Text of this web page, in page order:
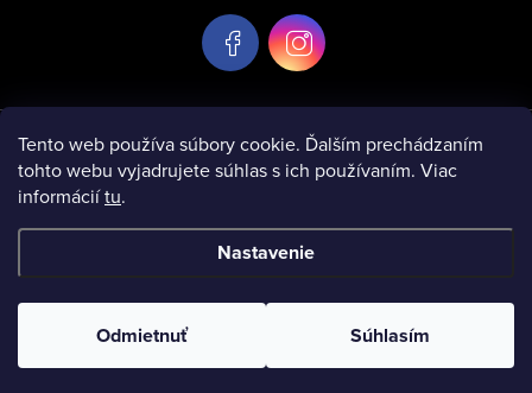
Tento web používa súbory cookie. Ďalším prechádzaním
tohto webu vyjadrujete súhlas s ich používaním. Viac
informáciítu.
Nastavenie
Odmietnuť Súhlasím
e
Informácie pre vás
Copyright 2026www.finetextil.sk. Všetky práva vyhradené.